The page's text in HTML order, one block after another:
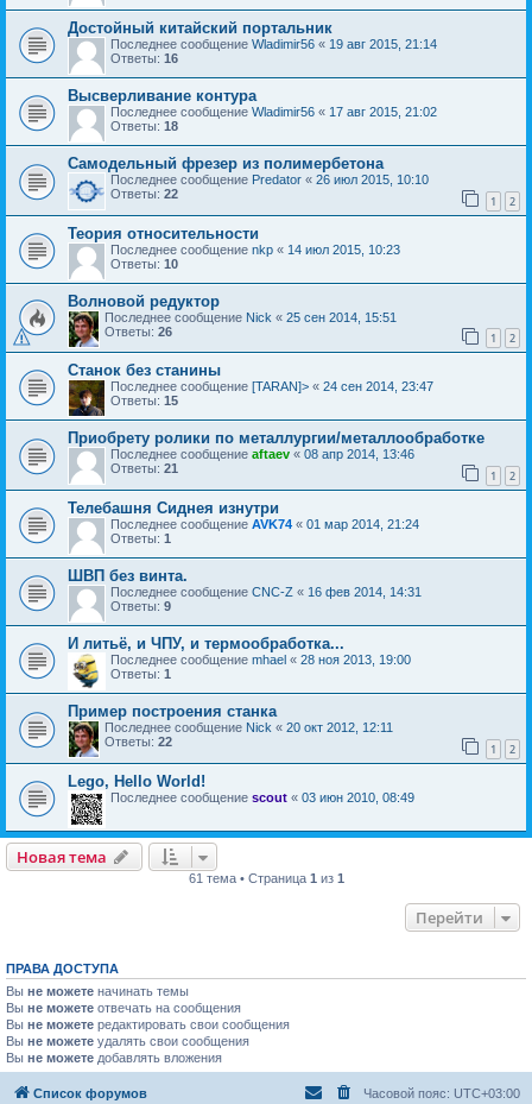
Достойный китайский портальник
Последнее сообщение Wladimir56 « 19 авг 2015, 21:14
Ответы: 16
Высверливание контура
Последнее сообщение Wladimir56 « 17 авг 2015, 21:02
Ответы: 18
Самодельный фрезер из полимербетона
Последнее сообщение Predator « 26 июл 2015, 10:10
Ответы: 22 1 2
Теория относительности
Последнее сообщение nkp « 14 июл 2015, 10:23
Ответы: 10
Волновой редуктор
Последнее сообщение Nick « 25 сен 2014, 15:51
Ответы: 26 1 2
Станок без станины
Последнее сообщение [TARAN]> « 24 сен 2014, 23:47
Ответы: 15
Приобрету ролики по металлургии/металлообработке
Последнее сообщение aftaev « 08 апр 2014, 13:46
Ответы: 21 1 2
Телебашня Сиднея изнутри
Последнее сообщение AVK74 « 01 мар 2014, 21:24
Ответы: 1
ШВП без винта.
Последнее сообщение CNC-Z « 16 фев 2014, 14:31
Ответы: 9
И литьё, и ЧПУ, и термообработка...
Последнее сообщение mhael « 28 ноя 2013, 19:00
Ответы: 1
Пример построения станка
Последнее сообщение Nick « 20 окт 2012, 12:11
Ответы: 22 1 2
Lego, Hello World!
Последнее сообщение scout « 03 июн 2010, 08:49
Новая тема
61 тема • Страница 1 из 1
Перейти
ПРАВА ДОСТУПА
Вы не можете начинать темы
Вы не можете отвечать на сообщения
Вы не можете редактировать свои сообщения
Вы не можете удалять свои сообщения
Вы не можете добавлять вложения
Список форумов Часовой пояс: UTC+03:00